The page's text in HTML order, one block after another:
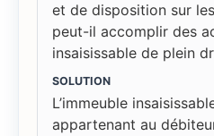
et de disposition sur
peut-il accomplir des
insaisissable de plein
SOLUTION
L’immeuble
appartenant au